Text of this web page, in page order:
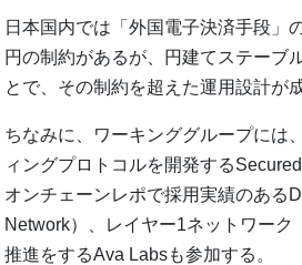
日本国内では「外国電子決済手段」
円の制約があるが、円建てステーブ
とで、その制約を超えた運用設計が
ちなみに、ワーキンググループには
ィングプロトコルを開発する
オンチェーンレポで採用実績のある
Network）、レイヤー1ネットワーク
推進をするAva Labsも参加する。